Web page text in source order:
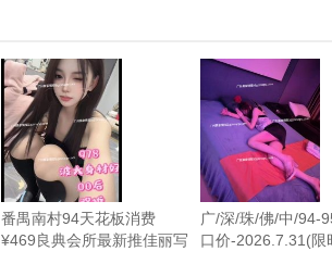
番禺南村94天花板消费
¥469良典会所最新推佳丽写
广/深/珠/佛/中/94-
口价-2026.7.31(限